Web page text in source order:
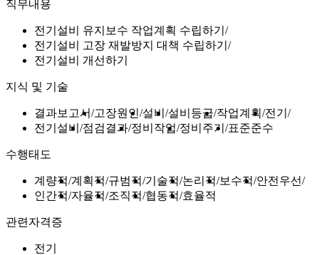
직무내용
전기설비 유지보수 작업계획 수립하기
전기설비 고장 재발방지 대책 수립하기
전기설비 개선하기
지식 및 기술
결과보고서 고장원인 설비 설비등급 작업계획 전기
전기설비
점검결과 정비작업 정비주기 표준준수
수행태도
계량적 계획적 규범적 기술적 논리적 보수적 안전우선
인간적 자율적 조직적 협동적 효율적
관련자격증
전기